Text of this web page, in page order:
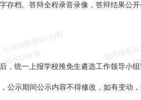
档。答辩全程录音录像，答辩结果公开
统一上报学校推免生遴选工作领导小组
公示期间公示内容不得修改，如有变动
维
8